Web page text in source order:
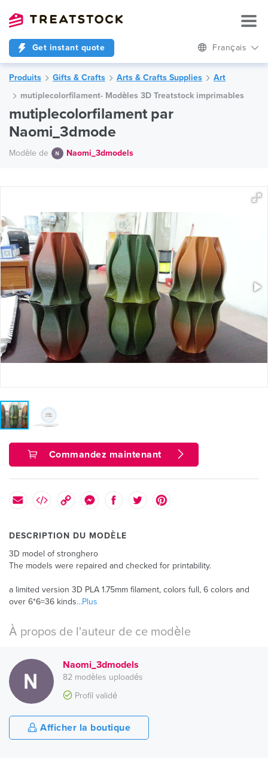
Get instant quote Français
Produits Gifts & Crafts Arts & Crafts Supplies
Art
mutiplecolorfilament- Modèles 3D Treatstock imprimables
mutiplecolorfilament par
Naomi_3dmode
Modèle de Naomi_3dmodels
Commandez maintenant
DESCRIPTION DU MODÈLE
3D model of stronghero
The models were repaired and checked for printability.
a limited version 3D PLA 1.75mm filament, colors full, 6 colors and
over 6*6=36 kinds...Plus
À propos de l'auteur de ce modèle
Naomi_3dmodels
82 modèles uploadés
Profil validé
Afficher la boutique